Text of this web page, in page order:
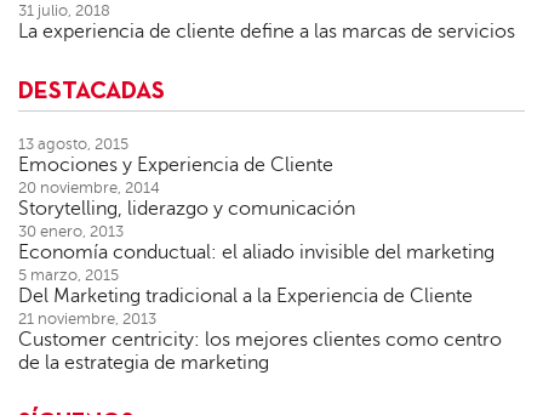
31 julio, 2018
La experiencia de cliente define a las marcas de servicios
DESTACADAS
13 agosto, 2015
Emociones y Experiencia de Cliente
20 noviembre, 2014
Storytelling, liderazgo y comunicación
30 enero, 2013
Economía conductual: el aliado invisible del marketing
5 marzo, 2015
Del Marketing tradicional a la Experiencia de Cliente
21 noviembre, 2013
Customer centricity: los mejores clientes como centro
de la estrategia de marketing